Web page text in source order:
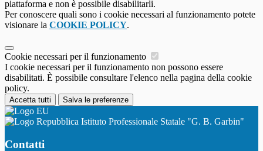
piattaforma e non è possibile disabilitarli.
Per conoscere quali sono i cookie necessari al funzionamento potete
visionare la COOKIE POLICY.
Cookie necessari per il funzionamento
I cookie necessari per il funzionamento non possono essere
disabilitati. È possibile consultare l'elenco nella pagina della cookie
policy.
Accetta tutti Salva le preferenze
Istituto Professionale Statale "G. B. Garbin"
Contatti